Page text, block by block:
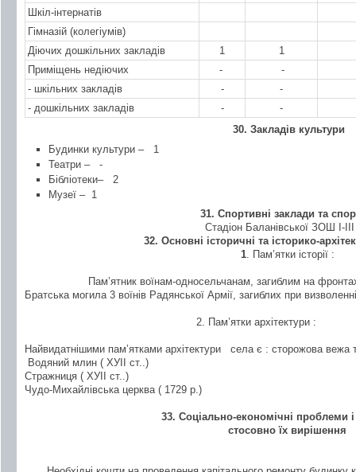
Шкіл-інтернатів
Гімназій (колегіумів)
Діючих дошкільних закладів
1
1
Приміщень недіючих
-
-
- шкільних закладів
-
-
- дошкільних закладів
-
-
30. Закладів культури
Будинки культури –
1
Театри –
-
Бібліотеки–
2
Музеї – 1
31. Спортивні заклади та
Стадіон Баланівської ЗОШ І-ІІІ
32. Основні історичні та історико-
1. Пам’ятки історії :
Пам’ятник воїнам-односельчанам, загиблим на
Братська могила 3 воїнів Радянської Армії, загиблих при
2. Пам’ятки архітектури :
Найвидатнішими пам’ятками архітектури села є : сторожова вежа
Водяний млин ( ХУІІ ст..)
Стражниця ( ХУІІ ст..)
Чудо-Михайлівська церква ( 1729 р.)
33. Соціально-економічні проблеми і
стосовно їх вирішення